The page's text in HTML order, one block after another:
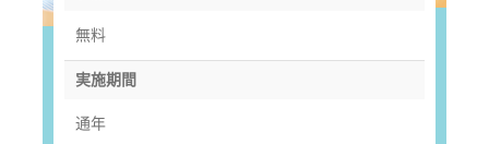
無料
実施期間
通年